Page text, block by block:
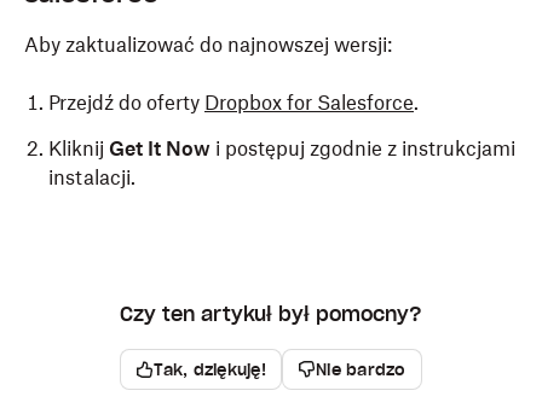
którym chcesz udostępnić folder, a następnie
Dropbox for Salesforce zacznie działać.
Aby zaktualizować do najnowszej wersji:
Przejdź do oferty Dropbox for Salesforce.
Kliknij Get It Now i postępuj zgodnie z instrukcjami
instalacji.
Czy ten artykuł był pomocny?
Tak, dziękuję! Nie bardzo